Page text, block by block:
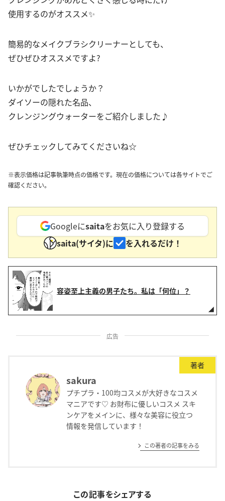
使用するのがオススメ✨
簡易的なメイクブラシクリーナーとしても、
ぜひぜひオススメですよ?
いかがでしたでしょうか？
ダイソーの隠れた名品、
クレンジングウォーターをご紹介しました♪
ぜひチェックしてみてくださいね☆
※表示価格は記事執筆時点の価格です。現在の価格については各サイトでご
確認ください。
Googleにsaitaをお気に入り登録する
saita(サイタ)に
を入れるだけ！
容姿至上主義の男子たち。私は「何位」？
広告
著者
sakura
プチプラ・100均コスメが大好きなコスメ
マニアです♡ お財布に優しいコスメ スキ
ンケアをメインに、様々な美容に役立つ
情報を発信しています！
この著者の記事をみる
この記事をシェアする